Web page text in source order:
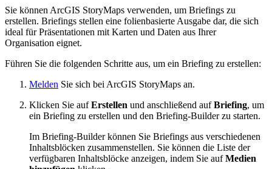
Sie können ArcGIS StoryMaps verwenden, um Briefings zu
erstellen. Briefings stellen eine folienbasierte Ausgabe dar, die sich
ideal für Präsentationen mit Karten und Daten aus Ihrer
Organisation eignet.
Führen Sie die folgenden Schritte aus, um ein Briefing zu erstellen:
Melden Sie sich bei ArcGIS StoryMaps an.
Klicken Sie aufErstellen und anschließend aufBriefing, um
ein Briefing zu erstellen und den Briefing-Builder zu starten.
Im Briefing-Builder können Sie Briefings aus verschiedenen
Inhaltsblöcken zusammenstellen. Sie können die Liste der
verfügbaren Inhaltsblöcke anzeigen, indem Sie aufMedien